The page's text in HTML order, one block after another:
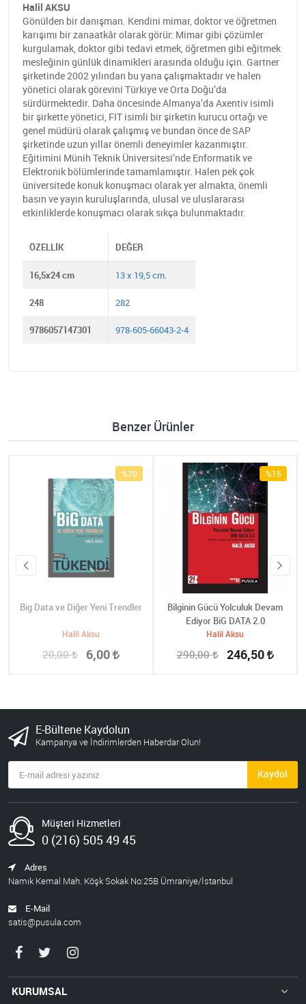
Halil AKSU
Gönülden bir danışman. Kendini mimar, doktor ve öğretmen
karışımı bir zanaatkâr olarak görür: Mimar gibi çözümler
kurgulamak, doktor gibi tedavi etmek, öğretmen gibi eğitmek
mesleğinin günlük dinamikleri arasında olduğu için. Gartner
şirketinde 2002 yılından bu yana çalışmaktadır ve halen
yönetici olarak görevini Türkiye ve Orta Doğu’da
sürdürmektedir. Daha öncesinde Almanya’da Axentiv isimli
bir şirkette yönetici, FIT isimli bir şirketin kurucu ortağı ve
genel müdürü olarak çalışmış ve bundan önce de SAP
şirketinde uzun yıllar önemli deneyimler kazanmıştır.
Eğitimini Münih Teknik Üniversitesi’nde Enformatik ve
Elektronik bölümlerinde tamamlamıştır. Halen pek çok
üniversitede konuk konuşmacı olarak yer almakta, önemli
basın ve yayın kuruluşlarında, ulusal ve uluslararası
etkinliklerde konuşmacı olarak sıkça bulunmaktadır.
ÖZELLIK DEĞER
16,5x24 cm 13 x 19,5 cm.
248 282
9786057147301 978-605-66043-2-4
Benzer Ürünler
Big Data ve Diğer Yeni Trendler
Halil Aksu
20,00 6,00
%70
TÜKENDI
Bilginin Gücü Yolculuk Devam
Ediyor BiG DATA 2.0
Halil Aksu
290,00 246,50
%15
E-Bültene Kaydolun
Kampanya ve İndirimlerden Haberdar Olun!
Kaydol
Müşteri Hizmetleri
0 (216) 505 49 45
Adres
Namık Kemal Mah. Köşk Sokak No:25B Ümraniye/İstanbul
E-Mail
satis@pusula.com
KURUMSAL